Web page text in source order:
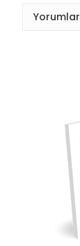
Yorumlar